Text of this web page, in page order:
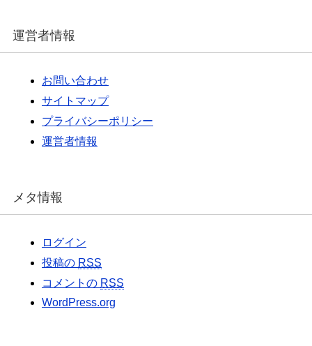
運営者情報
お問い合わせ
サイトマップ
プライバシーポリシー
運営者情報
メタ情報
ログイン
投稿の RSS
コメントの RSS
WordPress.org